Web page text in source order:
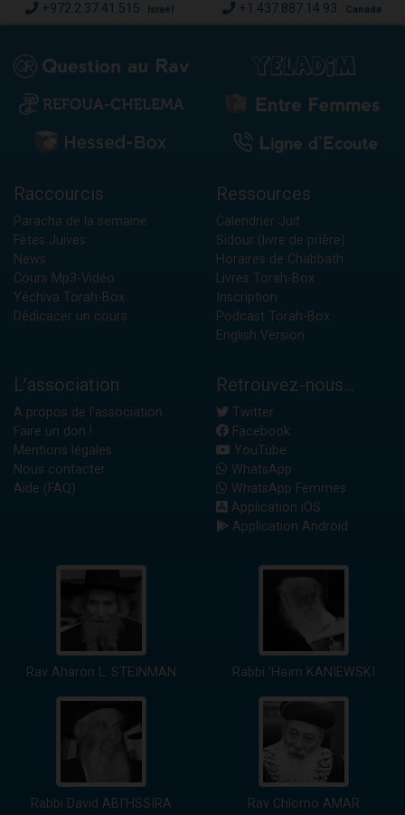
+972.2.37.41.515 Israël +1.437.887.14.93 Canada
Raccourcis
Paracha de la semaine
Fêtes Juives
News
Cours Mp3-Vidéo
Yéchiva Torah-Box
Dédicacer un cours
Ressources
Calendrier Juif
Sidour (livre de prière)
Horaires de Chabbath
Livres Torah-Box
Inscription
Podcast Torah-Box
English Version
L'association
A propos de l'association
Faire un don !
Mentions légales
Nous contacter
Aide (FAQ)
Retrouvez-nous...
Twitter
Facebook
YouTube
WhatsApp
WhatsApp Femmes
Application iOS
Application Android
Rav Aharon L. STEINMAN Rabbi 'Haïm KANIEWSKI
Rabbi David ABI'HSSIRA Rav Chlomo AMAR